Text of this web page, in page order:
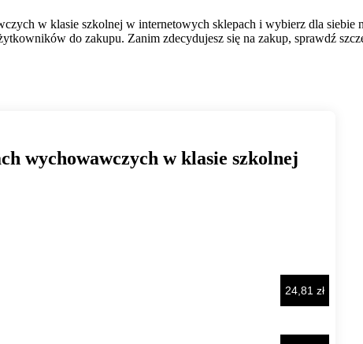
w klasie szkolnej w internetowych sklepach i wybierz dla siebie
do zakupu. Zanim zdecydujesz się na zakup, sprawdź